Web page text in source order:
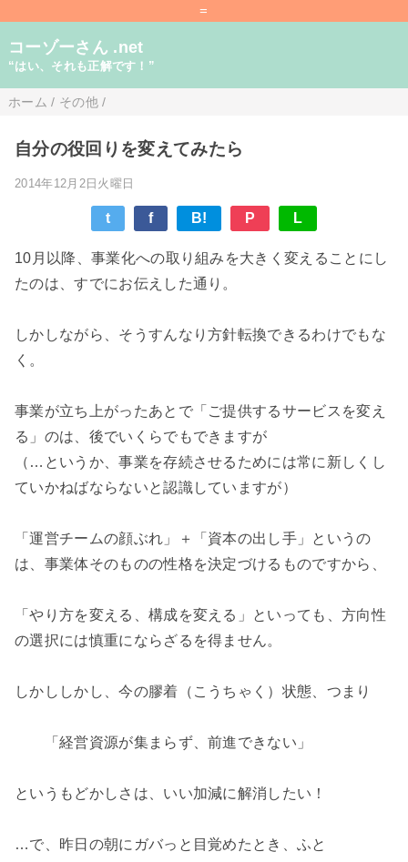
=
コーゾーさん .net
“はい、それも正解です！”
ホーム / その他/
自分の役回りを変えてみたら
2014年12月2日火曜日
t f B! P L
10月以降、事業化への取り組みを大きく変えることにし
たのは、すでにお伝えした通り。
しかしながら、そうすんなり方針転換できるわけでもな
く。
事業が立ち上がったあとで「ご提供するサービスを変え
る」のは、後でいくらでもできますが
（…というか、事業を存続させるためには常に新しくし
ていかねばならないと認識していますが）
「運営チームの顔ぶれ」＋「資本の出し手」というの
は、事業体そのものの性格を決定づけるものですから、
「やり方を変える、構成を変える」といっても、方向性
の選択には慎重にならざるを得ません。
しかししかし、今の膠着（こうちゃく）状態、つまり
「経営資源が集まらず、前進できない」
というもどかしさは、いい加減に解消したい！
…で、昨日の朝にガバっと目覚めたとき、ふと